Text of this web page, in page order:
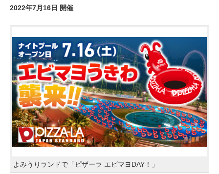
2022年7月16日 開催
よみうりランドで「ピザーラ エビマヨDAY！」